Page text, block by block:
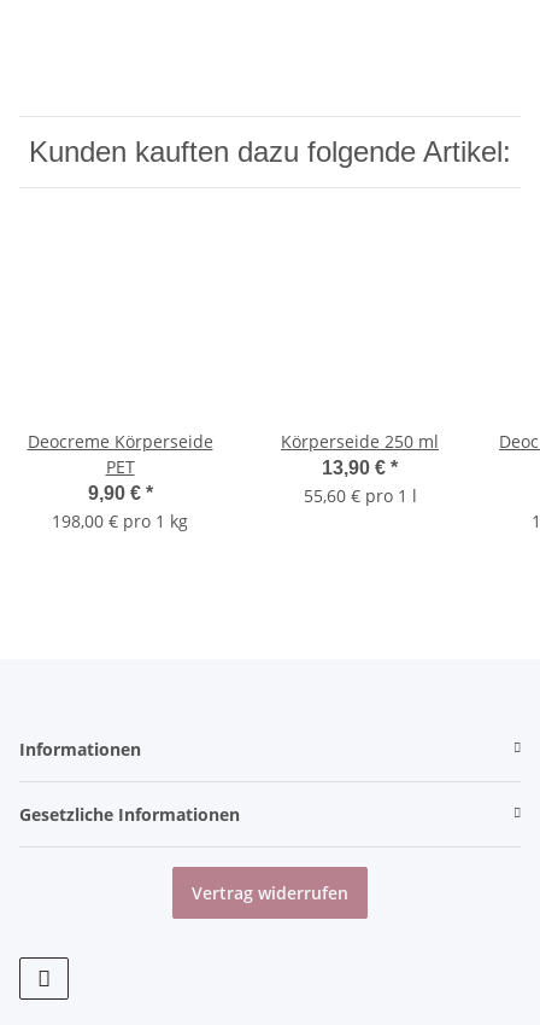
Kunden kauften dazu folgende Artikel:
Deocreme Körperseide
PET
9,90 € *
198,00 € pro 1 kg
Körperseide 250 ml
13,90 € *
55,60 € pro 1 l
Informationen
Gesetzliche Informationen
Vertrag widerrufen